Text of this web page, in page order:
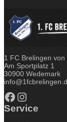
1 FC Brelingen von
Am Sportplatz 1
30900 Wedemark
Facebook Instagram
Service